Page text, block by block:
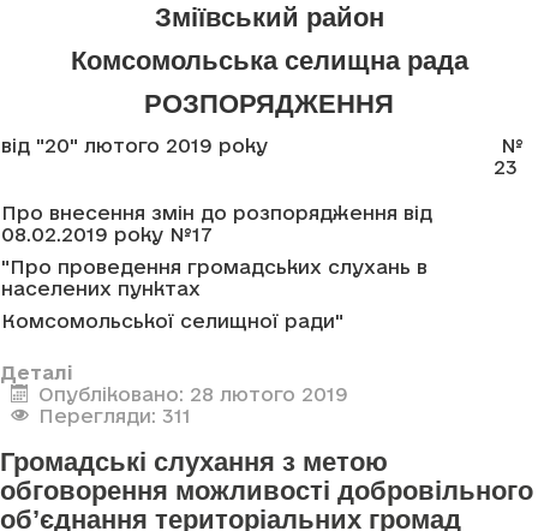
Зміївський район
Комсомольська селищна рада
РОЗПОРЯДЖЕННЯ
від "20" лютого 2019 року
№
23
Про внесення змін до розпорядження від
08.02.2019 року №17
"Про проведення громадських слухань в
населених пунктах
Комсомольської селищної ради"
Деталі
Опубліковано: 28 лютого 2019
Перегляди: 311
Громадські слухання з метою
обговорення можливості добровільного
об’єднання територіальних громад